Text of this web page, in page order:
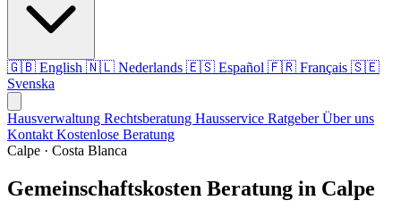
🇬🇧 English 🇳🇱 Nederlands 🇪🇸 Español 🇫🇷 Français 🇸🇪
Svenska
Hausverwaltung Rechtsberatung Hausservice RatgeberÜber uns
Kontakt Kostenlose Beratung
Calpe · Costa Blanca
Gemeinschaftskosten Beratung in Calpe